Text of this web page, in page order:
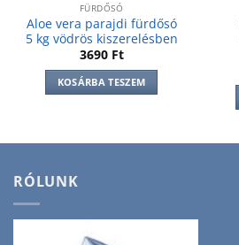
FÜRDŐSÓ
Aloe vera parajdi fürdősó
5 kg vödrös kiszerelésben
3690 Ft
KOSÁRBA TESZEM
RÓLUNK